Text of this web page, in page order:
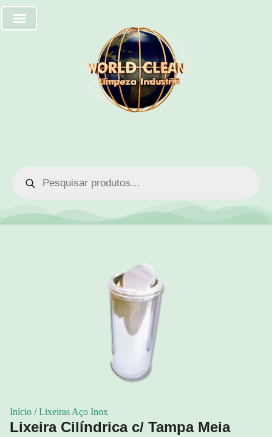
Início /Lixeiras Aço Inox
Lixeira Cilíndrica c/ Tampa Meia